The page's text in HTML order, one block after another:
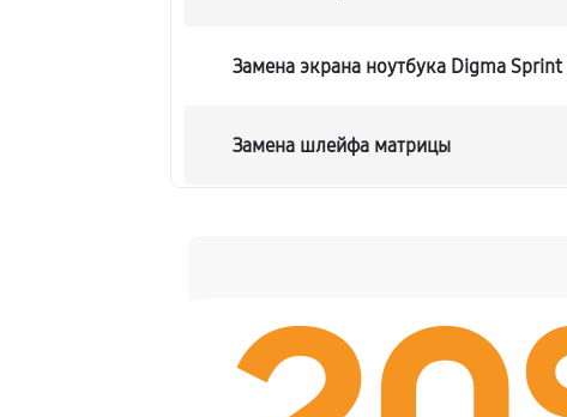
Замена экрана ноутбука Digma Sprint
Замена шлейфа матрицы
Замена процессора ноутбука Digma